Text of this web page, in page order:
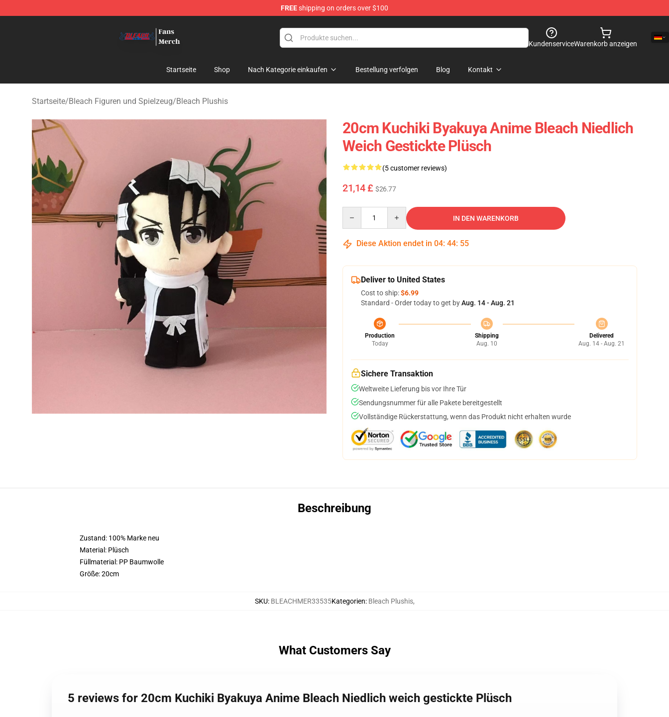
FREEshipping on orders over $100
KundenserviceWarenkorb anzeigen
Startseite Shop Nach Kategorie einkaufen Bestellung verfolgen Blog Kontakt
Startseite/Bleach Figuren und Spielzeug/Bleach Plushis
20cm Kuchiki Byakuya Anime Bleach Niedlich
Weich Gestickte Plüsch
(5 customer reviews)
21,14 £ $26.77
IN DEN WARENKORB
Diese Aktion endet in 04: 44: 54
Deliver to United States
Cost to ship:$6.99
Standard - Order today to get byAug. 14 - Aug. 21
Production
Today
Shipping
Aug. 10
Delivered
Aug. 14 - Aug. 21
Sichere Transaktion
Weltweite Lieferung bis vor Ihre Tür
Sendungsnummer für alle Pakete bereitgestellt
Vollständige Rückerstattung, wenn das Produkt nicht erhalten wurde
Beschreibung
Zustand: 100% Marke neu
Material: Plüsch
Füllmaterial: PP Baumwolle
Größe: 20cm
SKU: BLEACHMER33535Kategorien: Bleach Plushis,
What Customers Say
5 reviews for 20cm Kuchiki Byakuya Anime Bleach Niedlich weich gestickte Plüsch